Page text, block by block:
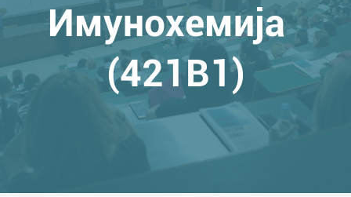
Имунохемија
(421B1)